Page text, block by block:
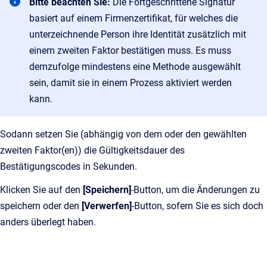
basiert auf einem Firmenzertifikat, für welches die
unterzeichnende Person ihre Identität zusätzlich mit
einem zweiten Faktor bestätigen muss. Es muss
demzufolge mindestens eine Methode ausgewählt
sein, damit sie in einem Prozess aktiviert werden
kann.
Sodann setzen Sie (abhängig von dem oder den gewählten
zweiten Faktor(en)) die Gültigkeitsdauer des
Bestätigungscodes in Sekunden.
Klicken Sie auf den [Speichern]-Button, um die Änderungen zu
speichern oder den [Verwerfen]-Button, sofern Sie es sich doch
anders überlegt haben.